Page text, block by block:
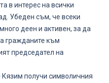
в интерес на всички
Убеден съм, че всеки
деен и активен, за да
гражданите към
председател на
получи символичния